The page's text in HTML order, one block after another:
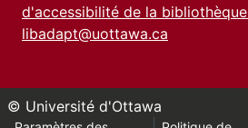
d'accessibilité de la bibliothèque
libadapt@uottawa.ca
© Université d'Ottawa